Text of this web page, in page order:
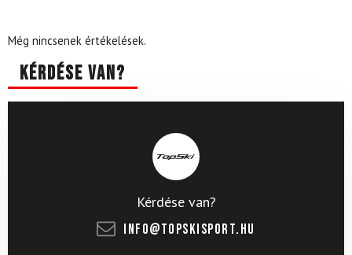
Még nincsenek értékelések.
Kérdése van?
Kérdése van?
info@topskisport.hu